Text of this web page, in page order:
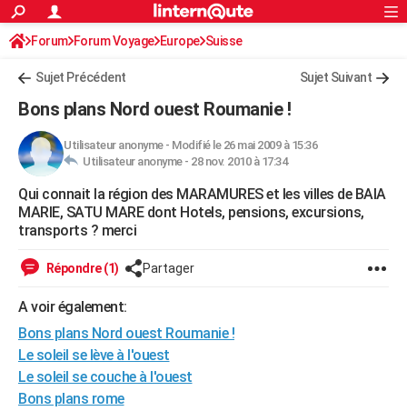
ACTUALITÉS
Politique
Société
Faits Divers
Education
Monde
Villes
+
FINANCE
Retraite
Impôts
Epargne
Immobilier
Risques naturels par ville
Banque
Assurance
Crédit
AUTO
Essais
Réserver un essai
Citadines
Berlines
SUV
Forum auto
+HIGH-TECH
Mobiles
Meilleur smartphone
Internet
Ordinateurs
Jeux vidéo
Guide high-tech
+
Forum
Aménagement intérieur
Extérieur
Cuisine
Salle de bains
Jardinage
Rangement
WEEK-END
Guides de France
Escapades
Patrimoine
Expositions
Musées
Week-end nature
+LIFESTYLE
Art de vivre
Bien-être
Loisirs
Mode
Modes de vie
SANTE
Alimentation
Guide de la santé
Maladies
Médicaments
Sommeil
VOYAGE
S'inscrire
Connexion
Forum Forum Voyage Europe Suisse
Sujet Précédent Sujet Suivant
Bons plans Nord ouest Roumanie !
Utilisateur anonyme- Modifié le 26 mai 2009 à 15:36
Utilisateur anonyme - 28 nov. 2010 à 17:34
Qui connait la région des MARAMURES et les villes de BAIA
MARIE, SATU MARE dont Hotels, pensions, excursions,
transports ? merci
Répondre (1) Partager
A voir également:
Bons plans Nord ouest Roumanie !
Le soleil se lève à l'ouest
Le soleil se couche à l'ouest
Bons plans rome